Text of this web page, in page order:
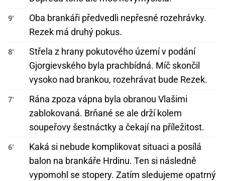
9'
Oba brankáři předvedli nepřesné rozehrávky.
Rezek má druhý pokus.
8'
Střela z hrany pokutového území v podání
Gjorgievského byla prachbídná. Míč skončil
vysoko nad brankou, rozehrávat bude Rezek.
7'
Rána zpoza vápna byla obranou Vlašimi
zablokovaná. Brňané se ale drží kolem
soupeřovy šestnáctky a čekají na příležitost.
6'
Kaká si nebude komplikovat situaci a posílá
balon na brankáře Hrdinu. Ten si následně
vypomohl se stopery. Zatím sledujeme opatrný